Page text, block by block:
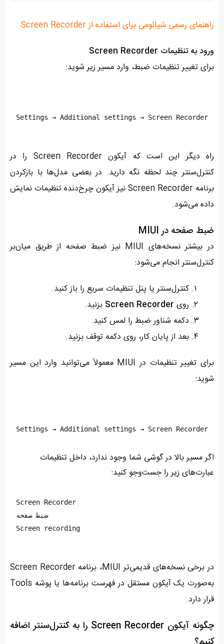
راهنمای رسمی شیائومی برای استفاده از Screen Recorder
ورود به تنظیمات Screen Recorder
برای تغییر تنظیمات ضبط، وارد مسیر زیر شوید:
Settings → Additional settings → Screen Recorder
راه دیگر این است که آیکون Screen Recorder را در
کنترل‌سنتر چند لحظه نگه دارید. در بعضی مدل‌ها با بازکردن
برنامه Screen Recorder نیز آیکون چرخ‌دنده تنظیمات نمایش
داده می‌شود.
ضبط صفحه در MIUI
در بیشتر نسخه‌های MIUI نیز ضبط صفحه از طریق میان‌بر
کنترل‌سنتر انجام می‌شود:
کنترل‌سنتر یا پنل تنظیمات سریع را باز کنید.
روی Screen Recorder بزنید.
دکمه شناور ضبط را لمس کنید.
بعد از پایان کار، روی دکمه توقف بزنید.
برای تغییر تنظیمات در MIUI معمولاً می‌توانید وارد این مسیر
شوید:
Settings → Additional settings → Screen Recorder
اگر مسیر بالا در گوشی شما وجود ندارد، داخل تنظیمات
عبارت‌های زیر را جست‌وجو کنید:
Screen Recorder
ضبط صفحه
Screen recording
در برخی نسخه‌های قدیمی‌تر MIUI، برنامه Screen Recorder
به‌صورت یک آیکون مستقل در فهرست برنامه‌ها یا پوشه Tools
قرار دارد.
چگونه آیکون Screen Recorder را به کنترل‌سنتر اضافه